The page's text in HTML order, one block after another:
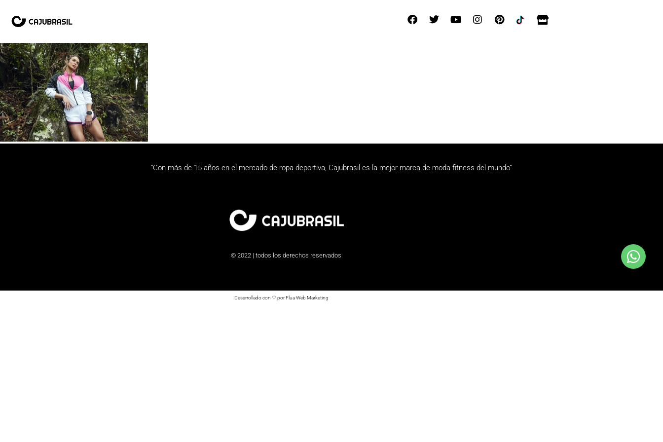
“Con más de 15 años en el mercado de ropa deportiva, Cajubrasil es la mejor marca de moda fitness del mundo”
© 2022 | todos los derechos reservados
Desarrollado con ♡ por Flua Web Marketing